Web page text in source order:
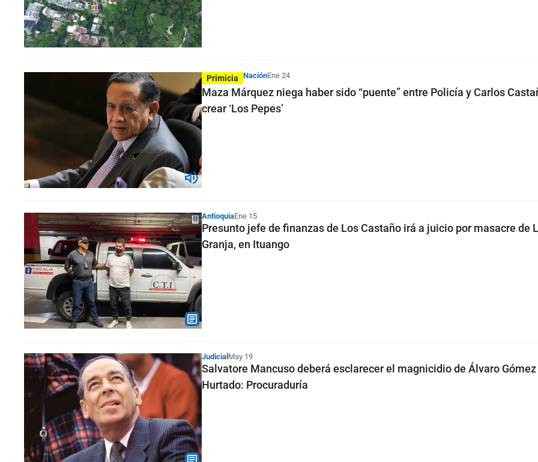
Primicia NaciónEne 24
Maza Márquez niega haber sido “puente” entre Policía y Carlos
crear ‘Los Pepes’
AntioquiaEne 15
Presunto jefe de finanzas de Los Castaño irá a juicio por masacre de
Granja, en Ituango
Judicial May 19
Salvatore Mancuso deberá esclarecer el magnicidio de Álvaro Gómez
Hurtado: Procuraduría